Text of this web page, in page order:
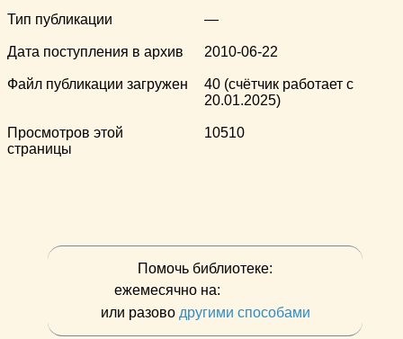
Тип публикации —
Дата поступления в архив 2010-06-22
Файл публикации загружен
40 (счётчик работает с
20.01.2025)
Просмотров этой
страницы
10510
Помочь библиотеке:
ежемесячно на:
или разово другими способами